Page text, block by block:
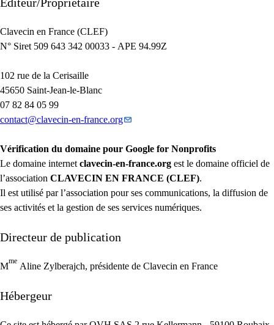
Clavecin en France (CLEF)
N° Siret 509 643 342 00033 - APE 94.99Z
102 rue de la Cerisaille
45650 Saint-Jean-le-Blanc
07 82 84 05 99
contact@clavecin-en-france.org
Vérification du domaine pour Google for Nonprofits
Le domaine internet clavecin-en-france.org est le domaine officiel de
l’association CLAVECIN EN FRANCE (CLEF).
Il est utilisé par l’association pour ses communications, la diffusion de
ses activités et la gestion de ses services numériques.
Directeur de publication
M
me
Aline Zylberajch, présidente de Clavecin en France
Hébergeur